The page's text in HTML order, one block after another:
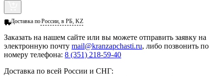
Доставка поРоссии, в РБ, KZ
Заказать на нашем сайте или вы можете отправить заявку на
электронную почту mail@kranzapchasti.ru, либо позвонить по
номеру телефона: 8 (351) 218-59-40
Доставка по всей России и СНГ: